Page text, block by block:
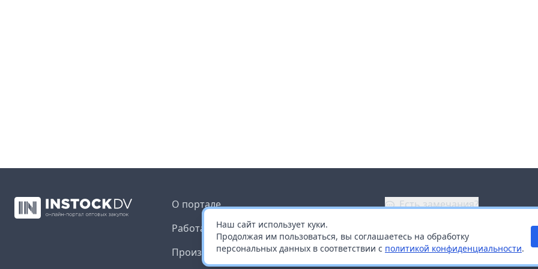
Наш сайт использует куки.
Продолжая им пользоваться, вы соглашаетесь на обработку
персональных данных в соответствии с политикой конфиденциальности.
О портале
Работа с платформой
Производителям и дистрибьюторам
Есть замечания?
Заказать звонок